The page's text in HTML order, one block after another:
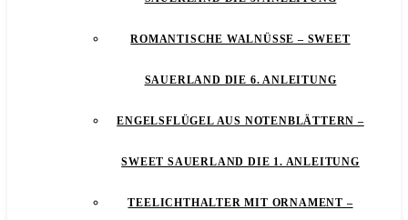
ROMANTISCHE WALNÜSSE – SWEET
SAUERLAND DIE 6. ANLEITUNG
ENGELSFLÜGEL AUS NOTENBLÄTTERN –
SWEET SAUERLAND DIE 1. ANLEITUNG
TEELICHTHALTER MIT ORNAMENT –